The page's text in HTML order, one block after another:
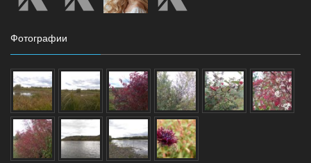
Фотографии